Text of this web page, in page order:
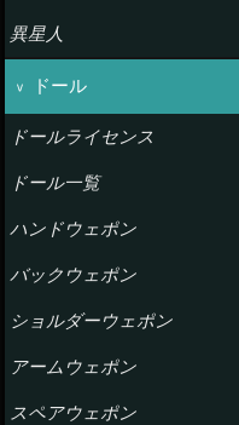
異星人
ドール
ドールライセンス
ドール一覧
ハンドウェポン
バックウェポン
ショルダーウェポン
アームウェポン
スペアウェポン